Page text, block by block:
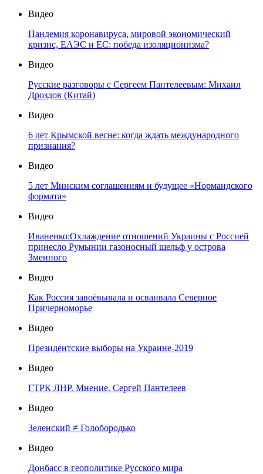
Видео
Пандемия коронавируса, мировой экономический
кризис, ЕАЭС и ЕС: победа изоляционизма?
Видео
Русские разговоры с Сергеем Пантелеевым: Михаил
Дроздов (Китай)
Видео
6 лет Крымской весне: когда ждать международного
признания?
Видео
5 лет Минским соглашениям и будущее «Нормандского
формата»
Видео
Иваненко:Охлаждение отношений Украины с Россией
принесло Румынии газоносный шельф у острова
Змеиного
Видео
Как Россия завоёвывала и осваивала Северное
Причерноморье
Видео
Президентские выборы на Украине-2019
Видео
ГТРК ЛНР. Мнение. Сергей Пантелеев
Видео
Зеленский ≠ Голобородько
Видео
Донбасс в геополитике Русского мира